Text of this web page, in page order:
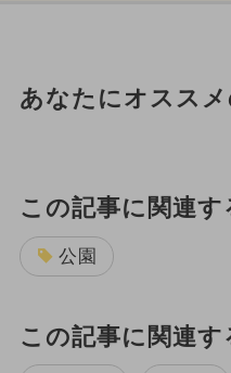
あなたにオススメ
この記事に関連す
公園
この記事に関連す